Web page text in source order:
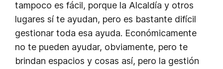
tampoco es fácil, porque la Alcaldía y otros
lugares sí te ayudan, pero es bastante difícil
gestionar toda esa ayuda. Económicamente
no te pueden ayudar, obviamente, pero te
brindan espacios y cosas así, pero la gestión